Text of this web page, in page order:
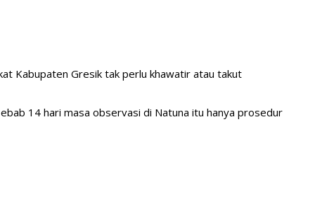
Kabupaten Gresik tak perlu khawatir atau takut
14 hari masa observasi di Natuna itu hanya prosedur